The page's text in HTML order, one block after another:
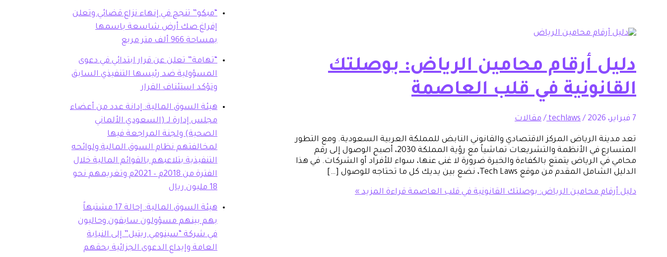
دليل أرقام محامين الرياض: بوصلتك
القانونية في قلب العاصمة
7 فبراير، 2026 /
techlaws
/مقالات
تعد مدينة الرياض المركز الاقتصادي والقانوني النابض للمملكة العربية السعودية. ومع التطور
المتسارع في الأنظمة والتشريعات تماشياً مع رؤية المملكة 2030، أصبح الوصول إلى رقم
محامي في الرياض يتمتع بالكفاءة والخبرة ضرورة لا غنى عنها، سواء للأفراد أو الشركات. في هذا
الدليل الشامل المقدم من موقع Tech Laws، نضع بين يديك كل ما تحتاجه للوصول […]
دليل أرقام محامين الرياض: بوصلتك القانونية في قلب العاصمةقراءة المزيد »
“مبكو” تنجح في إنهاء نزاع قضائي وتعلن
إفراغ صك أرض شاسعة باسمها
بمساحة 966 ألف متر مربع
“تهامة” تعلن عن قرار ابتدائي في دعوى
المسؤولية ضد رئيسها التنفيذي السابق
وتؤكد استئناف القرار
هيئة السوق المالية: إدانة عدد من أعضاء
مجلس إدارة لـ (السعودي الألماني
الصحية) ولجنة المراجعة فيها
لمخالفتهم نظام السوق المالية ولوائحه
التنفيذية بتلاعبهم بالقوائم المالية خلال
الفترة من 2018م – 2021م وتغريمهم نحو
18 مليون ريال
هيئة السوق المالية: إحالة 17 مشتبهاً
بهم بينهم مسؤولون سابقون وحاليون
في شركة “سينومي ريتيل” إلى النيابة
العامة وإيداع الدعوى الجزائية بحقهم